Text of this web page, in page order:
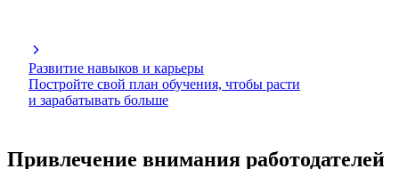
Развитие навыков и карьеры
Постройте свой план обучения, чтобы расти
и зарабатывать больше
Привлечение внимания работодателей